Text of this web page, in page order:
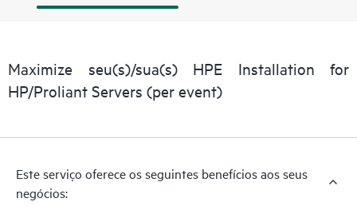
Maximize seu(s)/sua(s) HPE Installation for
HP/Proliant Servers (per event)
Este serviço oferece os seguintes benefícios aos seus
negócios: